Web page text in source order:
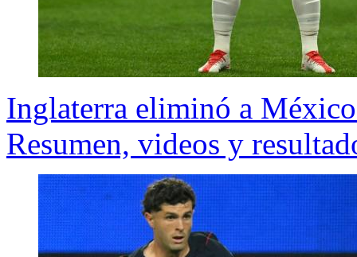
Inglaterra eliminó a
Resumen, videos y